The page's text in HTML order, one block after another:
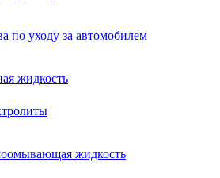
по уходу за автомобилем
жидкость
жидкость